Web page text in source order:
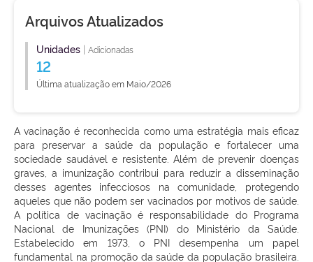
Arquivos Atualizados
Unidades | Adicionadas
12
Última atualização em Maio/2026
A vacinação é reconhecida como uma estratégia mais eficaz
para preservar a saúde da população e fortalecer uma
sociedade saudável e resistente. Além de prevenir doenças
graves, a imunização contribui para reduzir a disseminação
desses agentes infecciosos na comunidade, protegendo
aqueles que não podem ser vacinados por motivos de saúde.
A política de vacinação é responsabilidade do Programa
Nacional de Imunizações (PNI) do Ministério da Saúde.
Estabelecido em 1973, o PNI desempenha um papel
fundamental na promoção da saúde da população brasileira.